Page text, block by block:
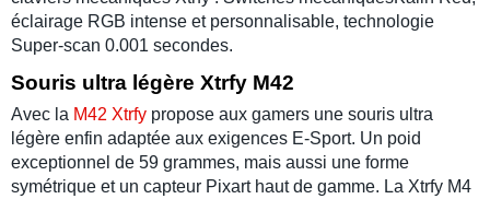
éclairage RGB intense et personnalisable, technologie
Super-scan 0.001 secondes.
Souris ultra légère Xtrfy M42
Avec la M42 Xtrfy propose aux gamers une souris ultra
légère enfin adaptée aux exigences E-Sport. Un poid
exceptionnel de 59 grammes, mais aussi une forme
symétrique et un capteur Pixarthaut de gamme. La Xtrfy M4